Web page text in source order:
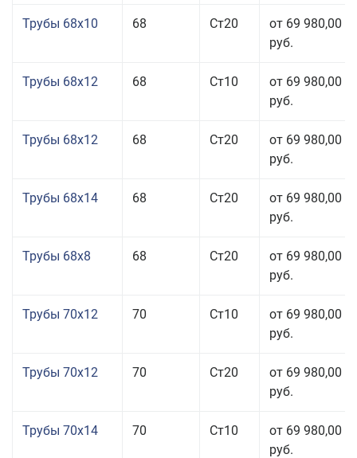
Трубы 68x10 68 Ст20
от 69 980,00
руб.
Трубы 68x12 68 Ст10
от 69 980,00
руб.
Трубы 68x12 68 Ст20
от 69 980,00
руб.
Трубы 68x14 68 Ст20
от 69 980,00
руб.
Трубы 68x8 68 Ст20
от 69 980,00
руб.
Трубы 70x12 70 Ст10
от 69 980,00
руб.
Трубы 70x12 70 Ст20
от 69 980,00
руб.
Трубы 70x14 70 Ст10
от 69 980,00
руб.